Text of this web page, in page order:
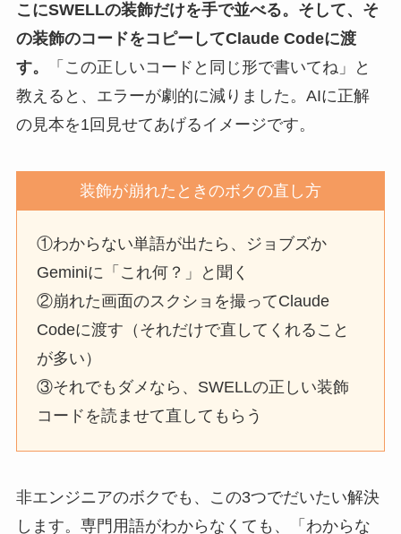
こにSWELLの装飾だけを手で並べる。そして、そ
の装飾のコードをコピーしてClaude Codeに渡
す。
「この正しいコードと同じ形で書いてね」と
教えると、エラーが劇的に減りました。AIに正解
の見本を1回見せてあげるイメージです。
装飾が崩れたときのボクの直し方
①わからない単語が出たら、ジョブズか
Geminiに「これ何？」と聞く
②崩れた画面のスクショを撮ってClaude
Codeに渡す（それだけで直してくれること
が多い）
③それでもダメなら、SWELLの正しい装飾
コードを読ませて直してもらう
非エンジニアのボクでも、この3つでだいたい解決
します。専門用語がわからなくても、「わからな